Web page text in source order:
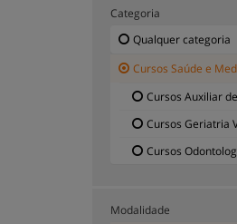
Categoria
Qualquer categoria
Cursos Saúde e
Cursos Auxiliar
Cursos Geriatria
Cursos
Modalidade